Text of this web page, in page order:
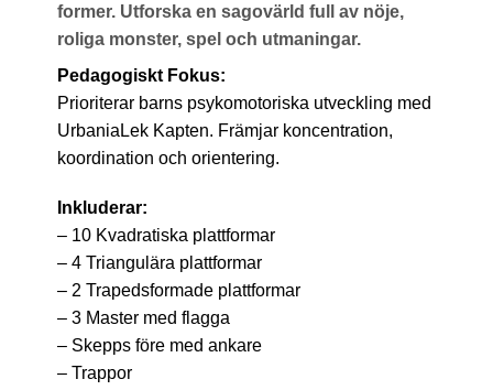
former. Utforska en sagovärld full av nöje,
roliga monster, spel och utmaningar.
Pedagogiskt Fokus:
Prioriterar barns psykomotoriska utveckling med
UrbaniaLek Kapten. Främjar koncentration,
koordination och orientering.
Inkluderar:
– 10 Kvadratiska plattformar
– 4 Triangulära plattformar
– 2 Trapedsformade plattformar
– 3 Master med flagga
– Skepps före med ankare
– Trappor